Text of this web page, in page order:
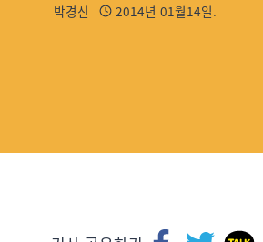
박경신 2014년 01월14일.